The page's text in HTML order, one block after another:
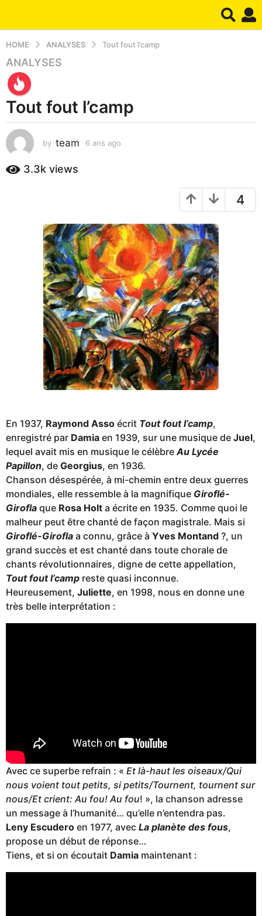
HOME ANALYSES Tout fout l’camp
6
a
n
s
g
o
a
ANALYSES
Tout fout l’camp
by team 6 ans ago
3.3k views
4
En 1937, Raymond Asso écrit Tout fout l’camp,
enregistré par Damia en 1939, sur une musique de Juel,
lequel avait mis en musique le célèbreAu Lycée
Papillon, de Georgius, en 1936.
Chanson désespérée, à mi-chemin entre deux guerres
mondiales, elle ressemble à la magnifique Giroflé-
Girofla que Rosa Holt a écrite en 1935. Comme quoi le
malheur peut être chanté de façon magistrale. Mais si
Giroflé-Girofla a connu, grâce à Yves Montand ?, un
grand succès et est chanté dans toute chorale de
chants révolutionnaires, digne de cette appellation,
Tout fout l’camp reste quasi inconnue.
Heureusement, Juliette, en 1998, nous en donne une
très belle interprétation :
Avec ce superbe refrain : « Et là-haut les oiseaux/Qui
nous voient tout petits, si petits/Tournent, tournent sur
nous/Et crient: Au fou! Au fou! », la chanson adresse
un message à l’humanité… qu’elle n’entendra pas.
Leny Escudero en 1977, avec La planète des fous,
propose un début de réponse…
Tiens, et si on écoutait Damia maintenant :